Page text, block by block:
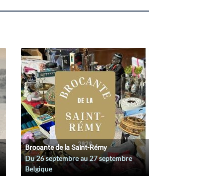
Brocante de la Saint-Rémy
Du26 septembreau27 septembre
Belgique